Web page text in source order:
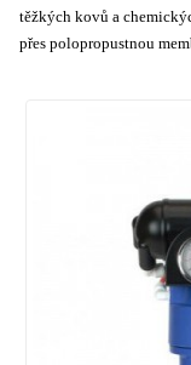
těžkých kovů a
přes polopropustnou